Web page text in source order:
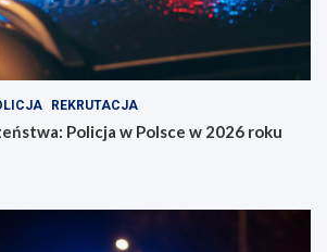
REKRUTACJA
Policja w Polsce w 2026 roku